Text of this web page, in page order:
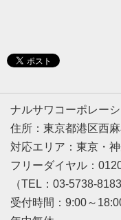
ナルサワコーポレー
住所：東京都港区西
対応エリア：東京・
フリーダイヤル：
（TEL：03-5738-8183
受付時間：9:00～